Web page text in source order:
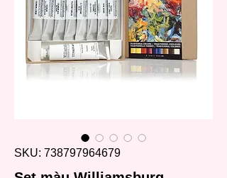
SKU: 738797964679